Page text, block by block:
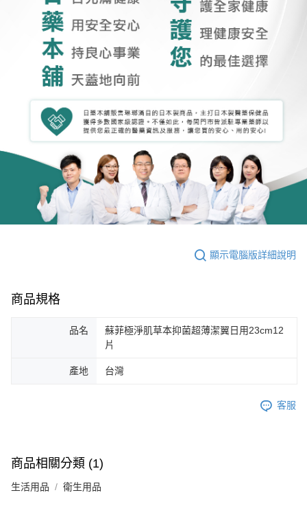
顯示電腦版詳細說明
商品規格
品名
蘇菲極淨肌草本抑菌超薄潔翼日用23cm12
片
產地 台灣
客服
商品相關分類 (1)
生活用品 衛生用品